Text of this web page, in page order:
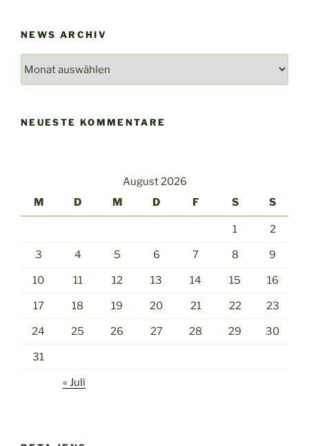
NEWS ARCHIV
Archiv
NEUESTE KOMMENTARE
August 2026
M
D M D F S S
1 2
3 4 5 6 7 8 9
10 11 12 13 14 15 16
17 18 19 20 21 22 23
24 25 26 27 28 29 30
31
« Juli